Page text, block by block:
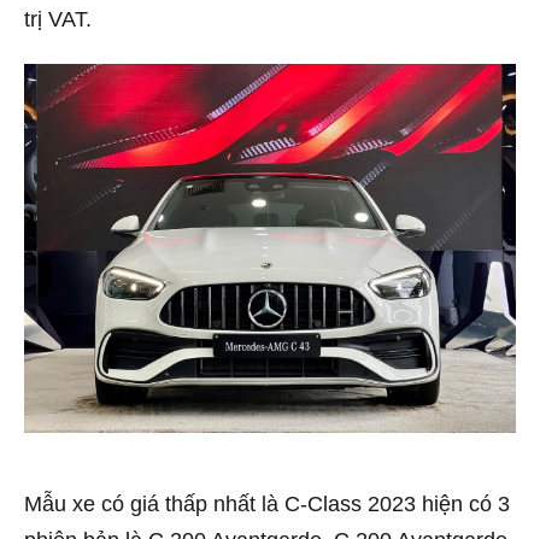
trị VAT.
Mẫu xe có giá thấp nhất là C-Class 2023 hiện có 3